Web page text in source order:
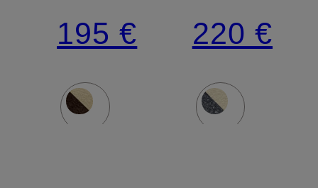
LOW
UM
195 €
LOW
CJ
220 €